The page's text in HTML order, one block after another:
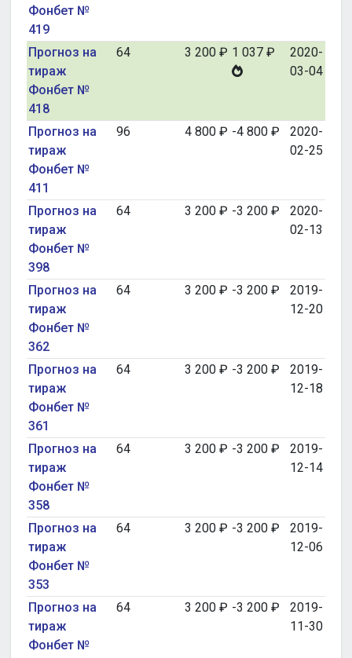
Фонбет №
419
Прогноз на
тираж
Фонбет №
418
64 3 200 ₽ 1 037 ₽
2020-
03-04
Прогноз на
тираж
Фонбет №
411
96 4 800 ₽ -4 800 ₽
2020-
02-25
Прогноз на
тираж
Фонбет №
398
64 3 200 ₽ -3 200 ₽
2020-
02-13
Прогноз на
тираж
Фонбет №
362
64 3 200 ₽ -3 200 ₽
2019-
12-20
Прогноз на
тираж
Фонбет №
361
64 3 200 ₽ -3 200 ₽
2019-
12-18
Прогноз на
тираж
Фонбет №
358
64 3 200 ₽ -3 200 ₽
2019-
12-14
Прогноз на
тираж
Фонбет №
353
64 3 200 ₽ -3 200 ₽
2019-
12-06
Прогноз на
тираж
Фонбет №
64 3 200 ₽ -3 200 ₽
2019-
11-30